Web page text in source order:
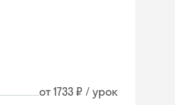
от 1733 ₽ / урок